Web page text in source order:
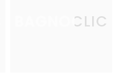
BAGNOCLIC